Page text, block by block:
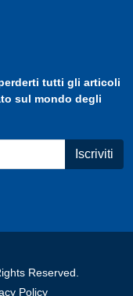
tutti gli articoli
sul mondo degli
Iscriviti
Reserved.
Policy